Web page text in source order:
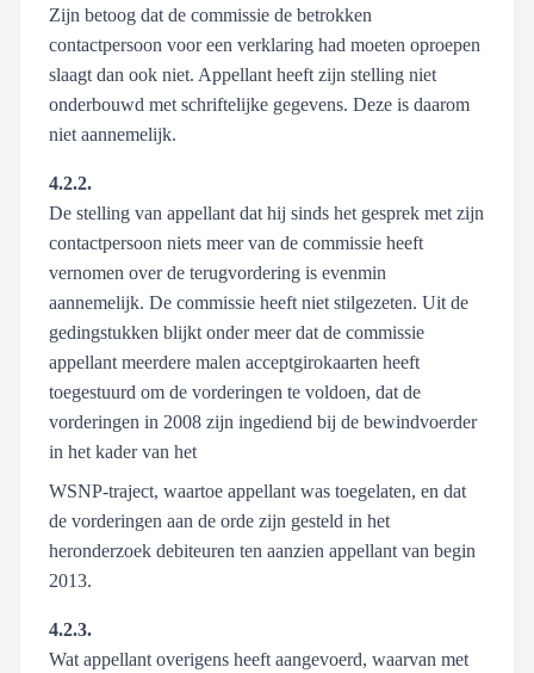
Zijn betoog dat de commissie de betrokken
contactpersoon voor een verklaring had moeten oproepen
slaagt dan ook niet. Appellant heeft zijn stelling niet
onderbouwd met schriftelijke gegevens. Deze is daarom
niet aannemelijk.
4.2.2.
De stelling van appellant dat hij sinds het gesprek met zijn
contactpersoon niets meer van de commissie heeft
vernomen over de terugvordering is evenmin
aannemelijk. De commissie heeft niet stilgezeten. Uit de
gedingstukken blijkt onder meer dat de commissie
appellant meerdere malen acceptgirokaarten heeft
toegestuurd om de vorderingen te voldoen, dat de
vorderingen in 2008 zijn ingediend bij de bewindvoerder
in het kader van het
WSNP-traject, waartoe appellant was toegelaten, en dat
de vorderingen aan de orde zijn gesteld in het
heronderzoek debiteuren ten aanzien appellant van begin
2013.
4.2.3.
Wat appellant overigens heeft aangevoerd, waarvan met